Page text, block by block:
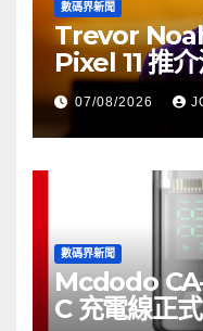
數碼界新聞
Trevor
Pixel 11 推
07/08/2026
數碼界新聞
Mcdodo
C 充電線正